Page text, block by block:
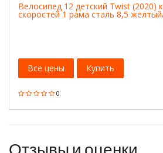
Велосипед 12 детский Twist (2020)
скоростей 1 рама сталь 8,5
0
Все цены Купить
Отзывы и оценки